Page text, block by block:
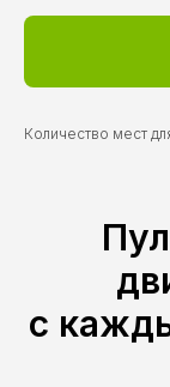
Количество мест
с